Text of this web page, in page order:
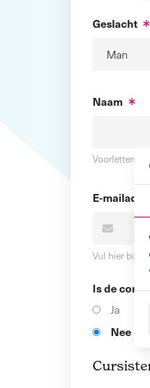
Geslacht
Naam
Voorletters
E-mailadres
Vul hier bij
Is de
Ja
Nee